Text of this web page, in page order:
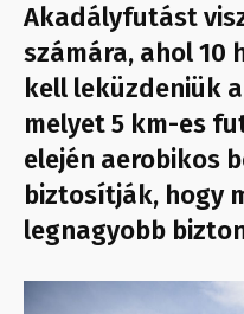
Akadályfutást
számára, ahol
kell leküzdeniük
melyet 5 km-es
elején aerobikos
biztosítják, hogy
legnagyobb